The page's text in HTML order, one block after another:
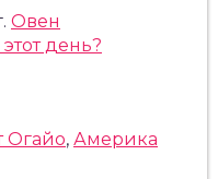
Овен
день?
Огайо, Америка